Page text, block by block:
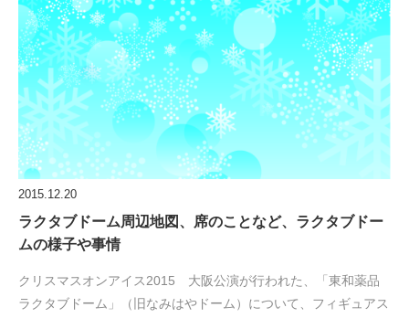
2015.12.20
ラクタブドーム周辺地図、席のことなど、ラクタブドー
ムの様子や事情
クリスマスオンアイス2015 大阪公演が行われた、「東和薬品
ラクタブドーム」（旧なみはやドーム）について、フィギュアス